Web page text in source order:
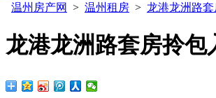
温州房产网
> 温州租房 > 龙港龙洲路
龙港龙洲路套房拎包